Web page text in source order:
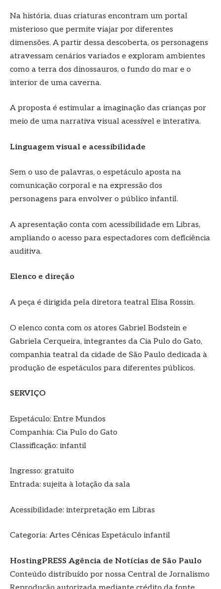
Na história, duas criaturas encontram um portal
misterioso que permite viajar por diferentes
dimensões. A partir dessa descoberta, os personagens
atravessam cenários variados e exploram ambientes
como a terra dos dinossauros, o fundo do mar e o
interior de uma caverna.
A proposta é estimular a imaginação das crianças por
meio de uma narrativa visual acessível e interativa.
Linguagem visual e acessibilidade
Sem o uso de palavras, o espetáculo aposta na
comunicação corporal e na expressão dos
personagens para envolver o público infantil.
A apresentação conta com acessibilidade em Libras,
ampliando o acesso para espectadores com deficiência
auditiva.
Elenco e direção
A peça é dirigida pela diretora teatral Elisa Rossin.
O elenco conta com os atores Gabriel Bodstein e
Gabriela Cerqueira, integrantes da Cia Pulo do Gato,
companhia teatral da cidade de São Paulo dedicada à
produção de espetáculos para diferentes públicos.
SERVIÇO
Espetáculo: Entre Mundos
Companhia: Cia Pulo do Gato
Classificação: infantil
Ingresso: gratuito
Entrada: sujeita à lotação da sala
Acessibilidade: interpretação em Libras
Categoria: Artes Cênicas Espetáculo infantil
HostingPRESS Agência de Notícias de São Paulo
Conteúdo distribuído por nossa Central de Jornalismo